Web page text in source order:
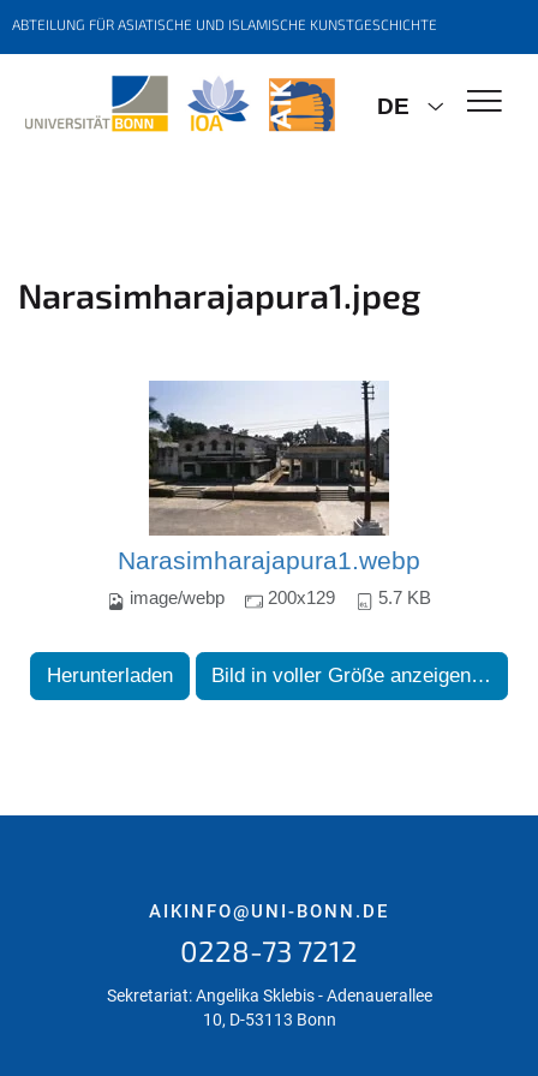
ABTEILUNG FÜR ASIATISCHE UND ISLAMISCHE KUNSTGESCHICHTE
DE
Narasimharajapura1.jpeg
Narasimharajapura1.webp
image/webp 200x129 5.7 KB
Herunterladen Bild in voller Größe anzeigen…
AIKINFO@UNI-BONN.DE
0228-73 7212
Sekretariat: Angelika Sklebis - Adenauerallee
10, D-53113 Bonn